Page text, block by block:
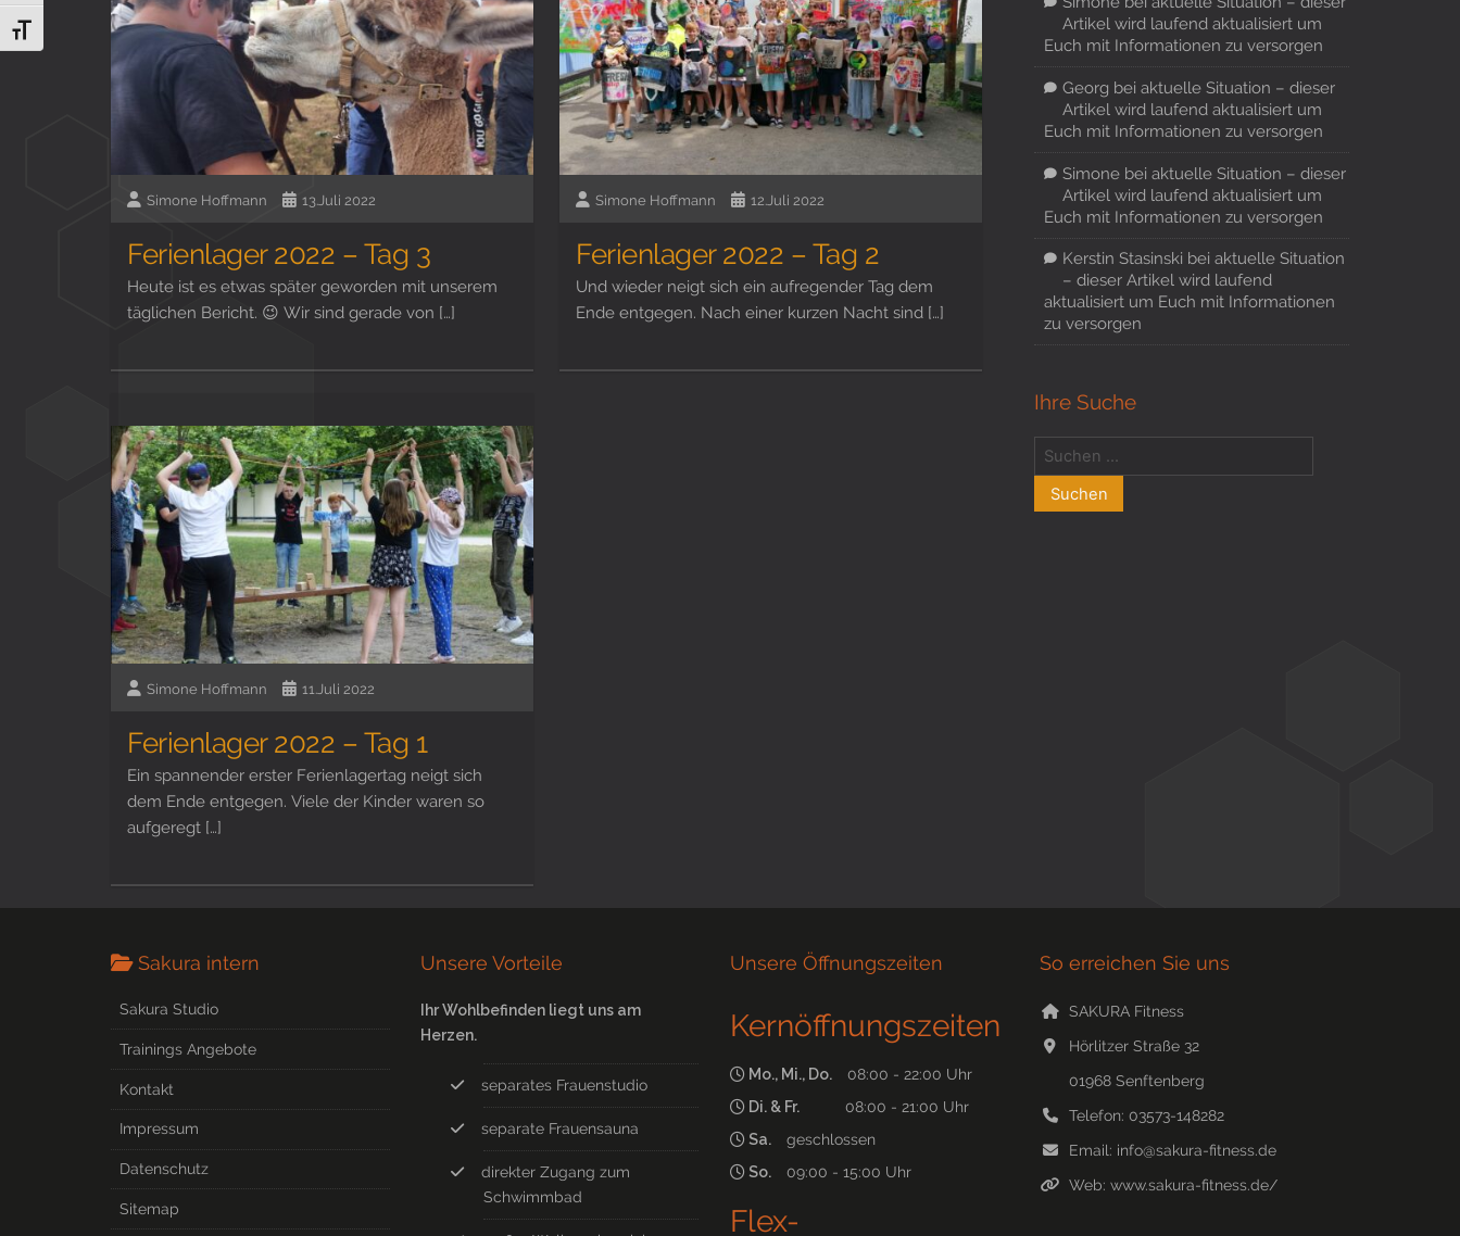
Schrift vergrößern
Simone Hoffmann 13.Juli 2022
Ferienlager 2022 – Tag 3
Heute ist es etwas später geworden mit unserem
täglichen Bericht. 😉 Wir sind gerade von […]
Simone Hoffmann 12.Juli 2022
Ferienlager 2022 – Tag 2
Und wieder neigt sich ein aufregender Tag dem
Ende entgegen. Nach einer kurzen Nacht sind […]
Simone Hoffmann 11.Juli 2022
Ferienlager 2022 – Tag 1
Ein spannender erster Ferienlagertag neigt sich
dem Ende entgegen. Viele der Kinder waren so
aufgeregt […]
Artikel wird laufend aktualisiert um
Euch mit Informationen zu versorgen
Georg bei aktuelle Situation – dieser
Artikel wird laufend aktualisiert um
Euch mit Informationen zu versorgen
Simonebei aktuelle Situation – dieser
Artikel wird laufend aktualisiert um
Euch mit Informationen zu versorgen
Kerstin Stasinski bei aktuelle Situation
– dieser Artikel wird laufend
aktualisiert um Euch mit Informationen
zu versorgen
Ihre Suche
Sakura intern
Sakura Studio
Trainings Angebote
Kontakt
Impressum
Datenschutz
Sitemap
Unsere Vorteile
Ihr Wohlbefinden liegt uns am
Herzen.
separates Frauenstudio
separate Frauensauna
direkter Zugang zum
Schwimmbad
Unsere Öffnungszeiten
Kernöffnungszeiten
Mo., Mi., Do.
08:00 - 22:00 Uhr
Di. & Fr.
08:00 - 21:00 Uhr
Sa.
geschlossen
So.
09:00 - 15:00 Uhr
Flex-
So erreichen Sie uns
SAKURA Fitness
Hörlitzer Straße 32
01968 Senftenberg
Telefon: 03573-148282
Email: info@sakura-fitness.de
Web: www.sakura-fitness.de/